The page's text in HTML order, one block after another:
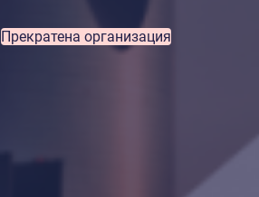
Прекратена организация